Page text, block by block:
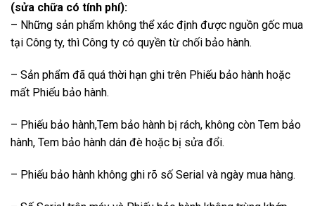
(sửa chữa có tính phí):
– Những sản phẩm không thể xác định được nguồn gốc mua
tại Công ty, thì Công ty có quyền từ chối bảo hành.
– Sản phẩm đã quá thời hạn ghi trên Phiếu bảo hành hoặc
mất Phiếu bảo hành.
– Phiếu bảo hành,Tem bảo hành bị rách, không còn Tem bảo
hành, Tem bảo hành dán đè hoặc bị sửa đổi.
– Phiếu bảo hành không ghi rõ số Serial và ngày mua hàng.